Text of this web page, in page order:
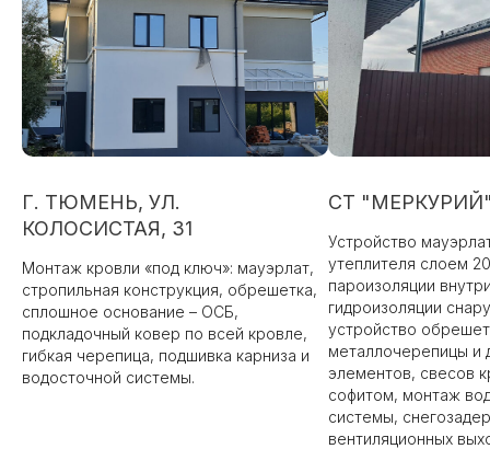
Г. ТЮМЕНЬ, УЛ.
КОЛОСИСТАЯ, 31
Монтаж кровли «под ключ»: мауэрлат,
стропильная конструкция, обрешетка,
сплошное основание – ОСБ,
подкладочный ковер по всей кровле,
гибкая черепица, подшивка карниза и
водосточной системы.
СТ
Устройство
утеплителя слоем
пароизоляции
гидроизоляции
устройство
металлочерепицы и
элементов, свесов
софитом, монтаж
системы,
вентиляционных